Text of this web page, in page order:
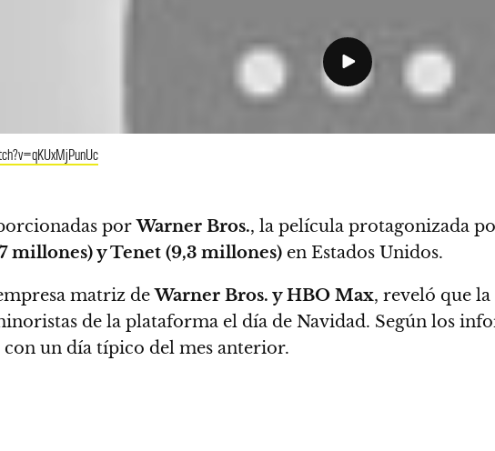
porWarner Bros., la película protagonizada
millones) y Tenet (9,3 millones) en Estados Unidos.
matriz deWarner Bros. y HBO Max, reveló que
de la plataforma el día de Navidad. Según los
un día típico del mes anterior.